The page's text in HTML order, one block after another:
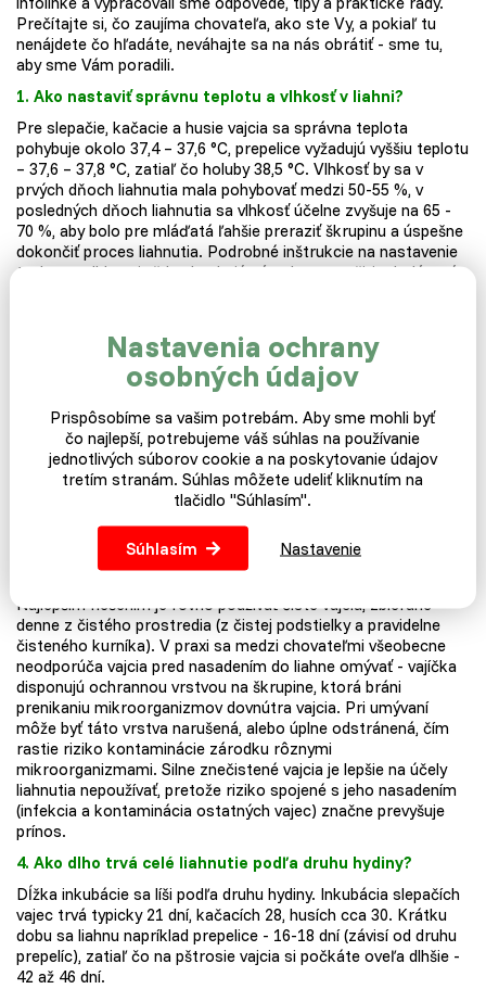
Prečítajte si, čo zaujíma chovateľa, ako ste Vy, a pokiaľ tu
nenájdete čo hľadáte, neváhajte sa na nás obrátiť - sme tu,
aby sme Vám poradili.
1. Ako nastaviť správnu teplotu a vlhkosť v liahni?
Pre slepačie, kačacie a husie vajcia sa správna teplota
pohybuje okolo 37,4 – 37,6 °C, prepelice vyžadujú vyššiu teplotu
– 37,6 – 37,8 °C, zatiaľ čo holuby 38,5 °C. Vlhkosť by sa v
prvých dňoch liahnutia mala pohybovať medzi 50-55 %, v
posledných dňoch liahnutia sa vlhkosť účelne zvyšuje na 65 -
70 %, aby bolo pre mláďatá ľahšie preraziť škrupinu a úspešne
dokončiť proces liahnutia. Podrobné inštrukcie na nastavenie
teploty a vlhkosti vždy obsahujú návody na použitie dodávané
Všeobecne odporúčame liahnuť vždy iba jeden druh v daný
moment. Kombinácia rôznych druhov je pri liahnutí možná, ale
vyžaduje vyššiu skúsenosť chovateľov a starostlivosť - pokiaľ
majú druhy zhodné, či aspoň veľmi podobné teplotné a
vlhkostné nároky, je možné ich liahnuť naraz. Dôležité je tiež
brať do úvahy inkubačnú dobu oboch druhov - napr. Husacie
vajcia sa liahnu dlhšie, než slepačie. Pri liahnutí husí a sliepok
naraz tak môže dôjsť k prerušeniu inkubácie jedného druhu,
kvôli odlišným potrebám druhého.
3. Je nutné vajcia pred vložením do liahne čistiť alebo
dezinfikovať?
Najlepším riešením je rovno používať čisté vajcia, zbierané
denne z čistého prostredia (z čistej podstielky a pravidelne
čisteného kurníka). V praxi sa medzi chovateľmi všeobecne
neodporúča vajcia pred nasadením do liahne omývať - ​​vajíčka
disponujú ochrannou vrstvou na škrupine, ktorá bráni
prenikaniu mikroorganizmov dovnútra vajcia. Pri umývaní
môže byť táto vrstva narušená, alebo úplne odstránená, čím
rastie riziko kontaminácie zárodku rôznymi
mikroorganizmami. Silne znečistené vajcia je lepšie na účely
liahnutia nepoužívať, pretože riziko spojené s jeho nasadením
(infekcia a kontaminácia ostatných vajec) značne prevyšuje
prínos.
4. Ako dlho trvá celé liahnutie podľa druhu hydiny?
Dĺžka inkubácie sa líši podľa druhu hydiny. Inkubácia slepačích
vajec trvá typicky 21 dní, kačacích 28, husích cca 30. Krátku
dobu sa liahnu napríklad prepelice - 16-18 dní (závisí od druhu
prepelíc), zatiaľ čo na pštrosie vajcia si počkáte oveľa dlhšie -
42 až 46 dní.
Nastavenia ochrany
osobných údajov
Prispôsobíme sa vašim potrebám. Aby sme mohli byť
čo najlepší, potrebujeme váš súhlas na používanie
jednotlivých súborov cookie a na poskytovanie údajov
tretím stranám. Súhlas môžete udeliť kliknutím na
tlačidlo "Súhlasím".
Súhlasím Nastavenie